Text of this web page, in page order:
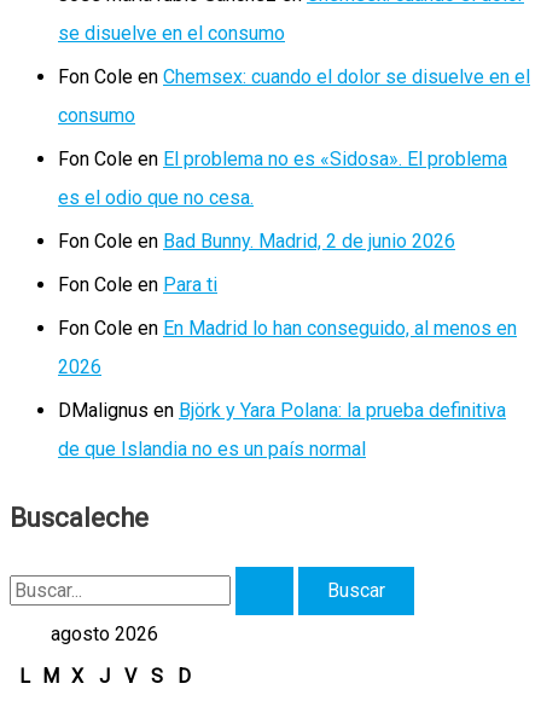
se disuelve en el consumo
Fon Cole en Chemsex: cuando el dolor se disuelve en el
consumo
Fon Cole en El problema no es «Sidosa». El problema
es el odio que no cesa.
Fon Cole en Bad Bunny. Madrid, 2 de junio 2026
Fon Cole en Para ti
Fon Cole en En Madrid lo han conseguido, al menos en
2026
DMalignus en Björk y Yara Polana: la prueba definitiva
de que Islandia no es un país normal
Buscaleche
B
agosto 2026
L
M X J V S
D